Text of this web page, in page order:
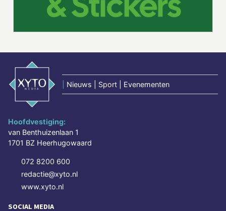
Nieuws | Sport | Evenementen
Hoofdvestiging:
van Benthuizenlaan 1
1701 BZ Heerhugowaard
072 8200 600
redactie@xyto.nl
www.xyto.nl
SOCIAL MEDIA